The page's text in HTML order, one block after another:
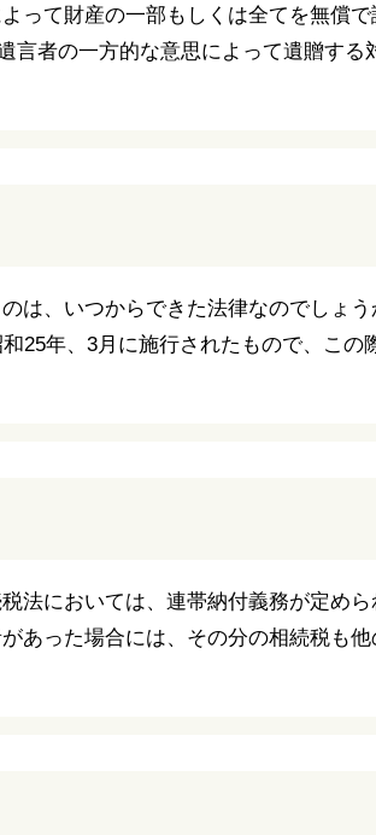
って財産の一部もしくは全てを無償
言者の一方的な意思によって遺贈する
は、いつからできた法律なのでしょう
25年、3月に施行されたもので、この
においては、連帯納付義務が定めら
あった場合には、その分の相続税も